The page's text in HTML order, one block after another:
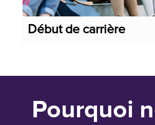
Début de carrière
Pourquoi